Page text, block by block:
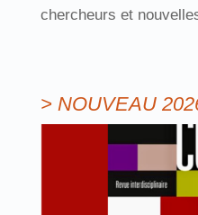
chercheurs et
> NOUVEAU